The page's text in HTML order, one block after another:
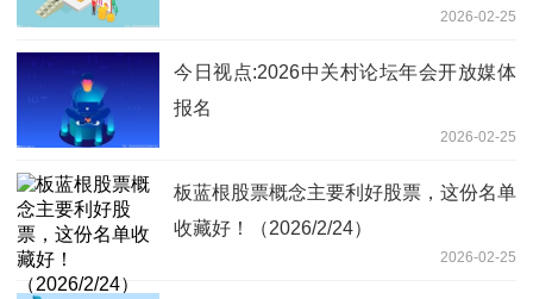
2026-02-25
今日视点:2026中关村论坛年会开放媒体
报名
2026-02-25
板蓝根股票概念主要利好股票，这份名单
收藏好！（2026/2/24）
2026-02-25